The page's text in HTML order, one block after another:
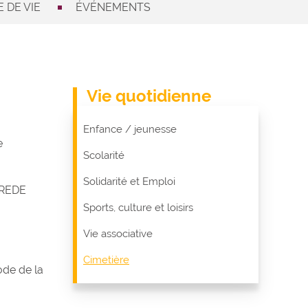
DE VIE ÉVÉNEMENTS
de la
Vie quotidienne
Enfance / jeunesse
Scolarité
Solidarité et Emploi
Sports, culture et loisirs
Vie associative
Cimetière